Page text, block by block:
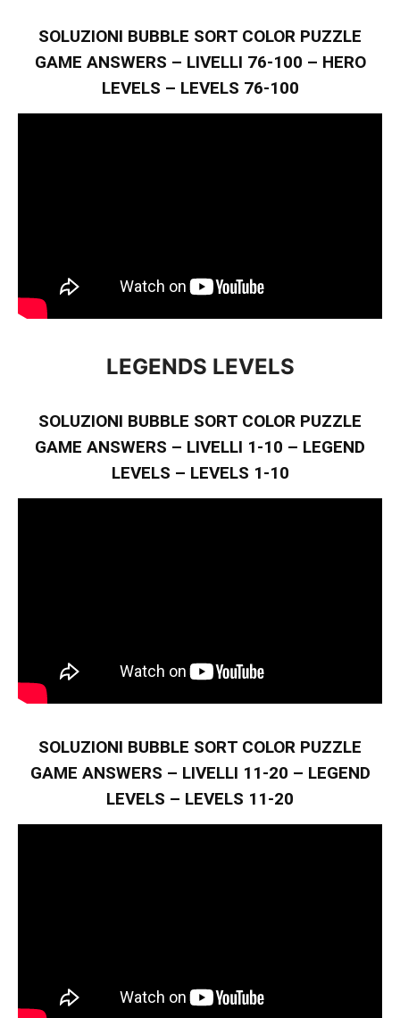
SOLUZIONI BUBBLE SORT COLOR PUZZLE
GAME ANSWERS – LIVELLI 76-100 – HERO
LEVELS – LEVELS 76-100
LEGENDS LEVELS
SOLUZIONI BUBBLE SORT COLOR PUZZLE
GAME ANSWERS – LIVELLI 1-10 – LEGEND
LEVELS – LEVELS 1-10
SOLUZIONI BUBBLE SORT COLOR PUZZLE
GAME ANSWERS – LIVELLI 11-20 – LEGEND
LEVELS – LEVELS 11-20